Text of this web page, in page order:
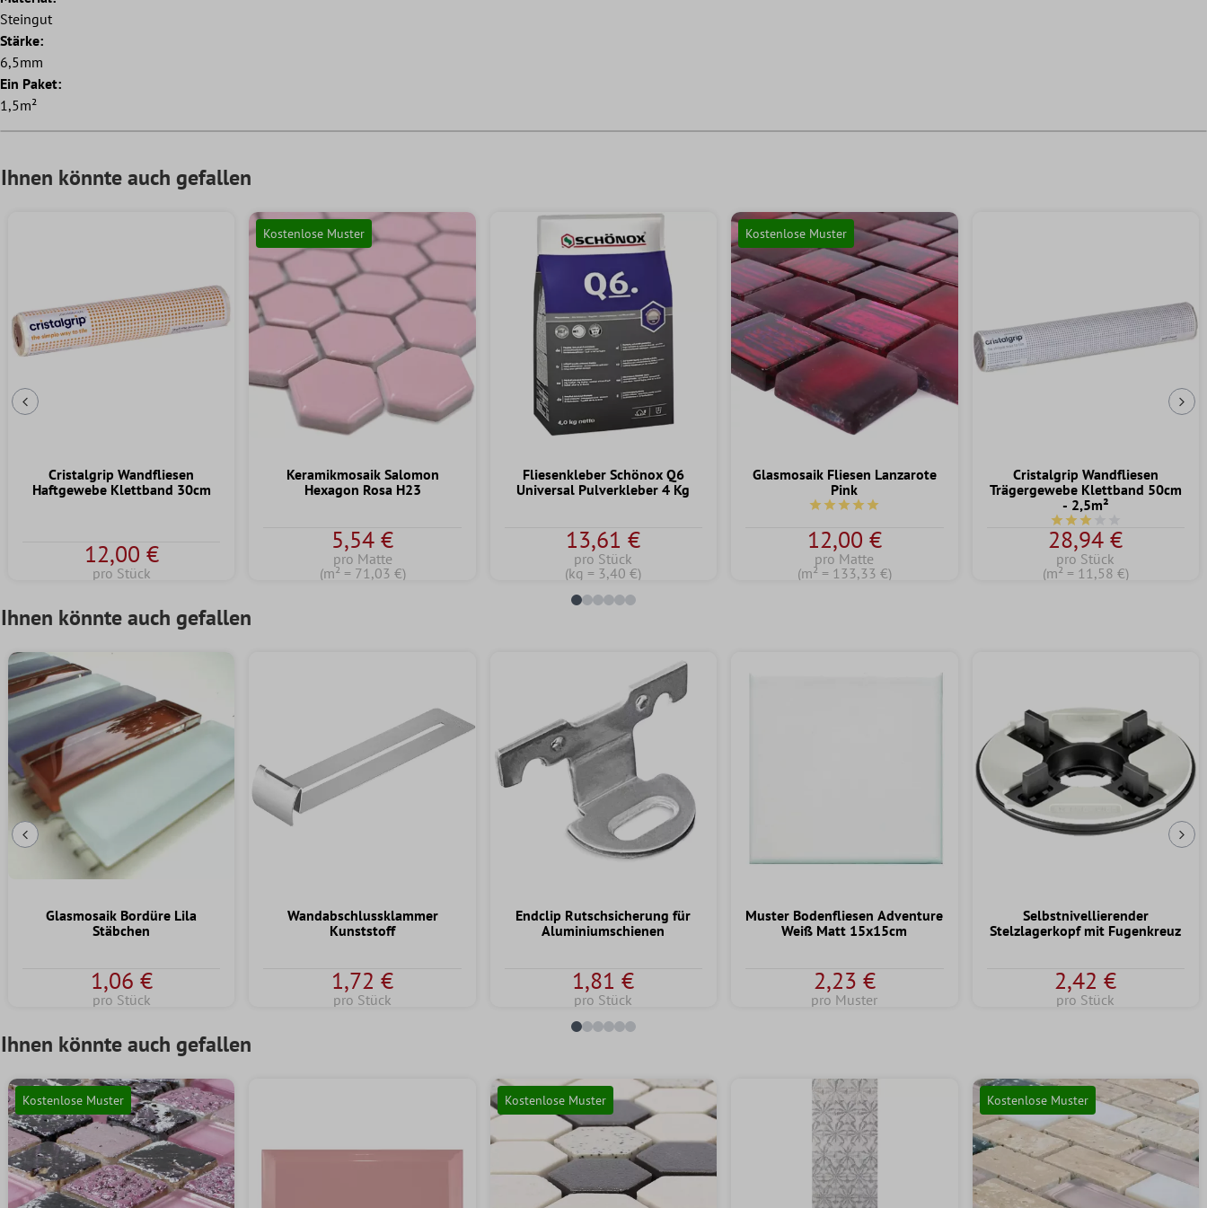
Steingut
Stärke:
6,5mm
Ein Paket:
1,5m²
Ihnen könnte auch gefallen
Vorherige Folie
Cristalgrip Wandfliesen
Haftgewebe Klettband 30cm
12,00 €
pro Stück
Kostenlose Muster
Keramikmosaik Salomon
Hexagon Rosa H23
5,54 €
pro Matte
(m² = 71,03 €)
Fliesenkleber Schönox Q6
Universal Pulverkleber 4 Kg
13,61 €
pro Stück
(kg = 3,40 €)
Kostenlose Muster
Glasmosaik Fliesen Lanzarote
Pink
Durchschnittliche Bewertung von 5 von 5 Sternen
12,00 €
pro Matte
(m² = 133,33 €)
Cristalgrip Wandfliesen
Trägergewebe Klettband 50cm
- 2,5m²
Durchschnittliche
28,94 €
pro Stück
(m² = 11,58 €)
Ihnen könnte auch gefallen
Vorherige Folie
Glasmosaik Bordüre Lila
Stäbchen
1,06 €
pro Stück
Wandabschlussklammer
Kunststoff
1,72 €
pro Stück
Endclip Rutschsicherung für
Aluminiumschienen
1,81 €
pro Stück
Muster Bodenfliesen Adventure
Weiß Matt 15x15cm
2,23 €
pro Muster
Selbstnivellierender
Stelzlagerkopf mit Fugenkreuz
2,42 €
pro Stück
Ihnen könnte auch gefallen
Kostenlose Muster Kostenlose Muster Kostenlose Muster